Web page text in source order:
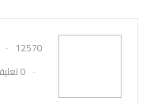
12570 المشاركات
0 تعليقات